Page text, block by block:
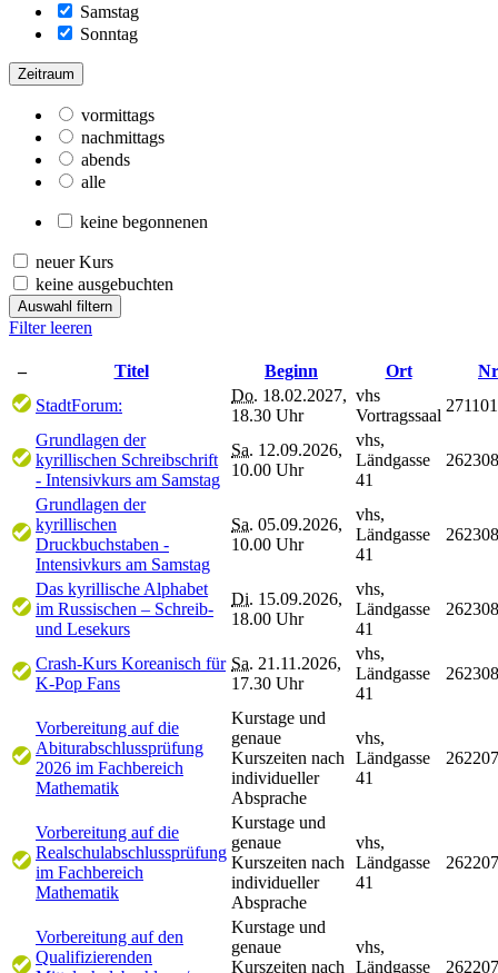
Samstag
Sonntag
Zeitraum
vormittags
nachmittags
abends
alle
keine begonnenen
neuer Kurs
keine ausgebuchten
Auswahl filtern
Filter leeren
– Titel Beginn Ort
StadtForum:
Do. 18.02.2027,
18.30 Uhr
vhs
Vortragssaal
Grundlagen der
kyrillischen Schreibschrift
- Intensivkurs am Samstag
Sa. 12.09.2026,
10.00 Uhr
vhs,
Ländgasse
41
Grundlagen der
kyrillischen
Druckbuchstaben -
Intensivkurs am Samstag
Sa. 05.09.2026,
10.00 Uhr
vhs,
Ländgasse
41
Das kyrillische Alphabet
im Russischen – Schreib-
und Lesekurs
Di. 15.09.2026,
18.00 Uhr
vhs,
Ländgasse
41
Crash-Kurs Koreanisch für
K-Pop Fans
Sa. 21.11.2026,
17.30 Uhr
vhs,
Ländgasse
41
Vorbereitung auf die
Abiturabschlussprüfung
2026 im Fachbereich
Mathematik
Kurstage und
genaue
Kurszeiten nach
individueller
Absprache
vhs,
Ländgasse
41
Vorbereitung auf die
Realschulabschlussprüfung
im Fachbereich
Mathematik
Kurstage und
genaue
Kurszeiten nach
individueller
Absprache
vhs,
Ländgasse
41
Vorbereitung auf den
Qualifizierenden
Kurstage und
genaue
Kurszeiten nach
vhs,
Ländgasse